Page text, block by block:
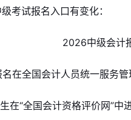
考试报名入口有变化：
在全国会计人员统一服务管
在“全国会计资格评价网”